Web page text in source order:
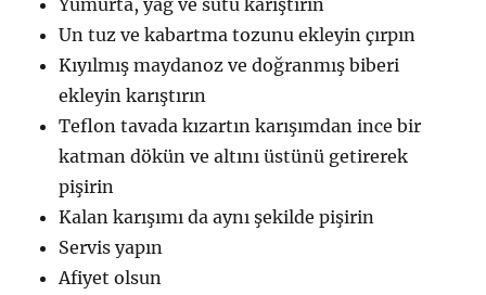
Un tuz ve kabartma tozunu ekleyin çırpın
Kıyılmış maydanoz ve doğranmış biberi
ekleyin karıştırın
Teflon tavada kızartın karışımdan ince bir
katman dökün ve altını üstünü getirerek
pişirin
Kalan karışımı da aynı şekilde pişirin
Servis yapın
Afiyet olsun